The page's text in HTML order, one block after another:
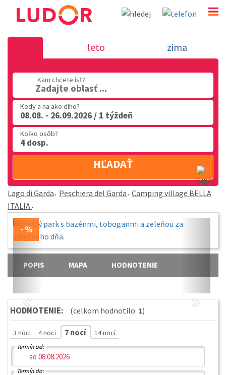
Camping village BELLA ITALIA - Peschiera del Garda
02 2063 3182
leto zima
Kam chcete ísť?
Zadajte oblasť ...
Kedy a na ako dlho?
08.08. - 26.09.2026 / 1 týždeň
Koľko osôb?
4 dosp.
HĽADAŤ
Lago di Garda Peschiera del Garda Camping village BELLA
ITALIA
« »
POPIS MAPA HODNOTENIE
HODNOTENIE: (celkom hodnotilo: 1)
3 noci 4 noci 7 nocí 14 nocí
Termín od:
Termín do: